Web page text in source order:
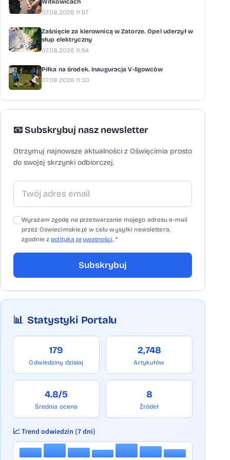
Witkowicach
07.08.2026 11:57
Zaśnięcie za kierownicą w Zatorze. Opel uderzył w
słup elektryczny
07.08.2026 11:54
Piłka na środek. Inauguracja V-ligowców
07.08.2026 11:30
📧 Subskrybuj nasz newsletter
Otrzymuj najnowsze aktualności z Oświęcimia prosto
do swojej skrzynki odbiorczej.
Wyrażam zgodę na przetwarzanie mojego adresu e-mail
przez Oswiecimskie.pl w celu wysyłki newslettera,
zgodnie z polityką prywatności. *
Subskrybuj
📊 Statystyki Portalu
179
Odwiedziny dzisiaj
2,748
Artykułów
4.8/5
Średnia ocena
8
Źródeł
📈 Trend odwiedzin (7 dni)